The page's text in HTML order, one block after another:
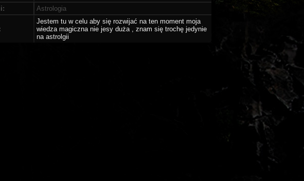
Astrologia
Jestem tu w celu aby się rozwijać na ten moment moja
wiedza magiczna nie jesy duża , znam się trochę jedynie
na astrolgii